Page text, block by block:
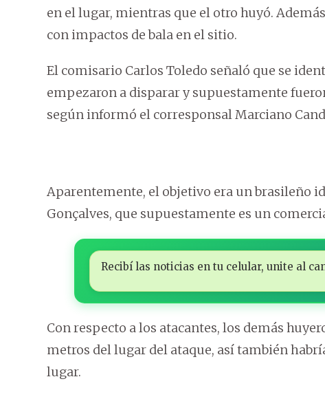
en el lugar, mientras que el otro huyó.
con impactos de bala en el sitio.
El comisario Carlos Toledo señaló que se
empezaron a disparar y supuestamente
según informó el corresponsal Marciano
Aparentemente, el objetivo era un brasileño
Gonçalves, que supuestamente es un
Recibí las noticias en tu celular, unite al
Con respecto a los atacantes, los demás
metros del lugar del ataque, así también
lugar.